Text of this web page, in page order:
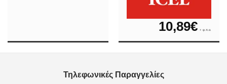
10,89€ + φ.π.α.
Τηλεφωνικές Παραγγελίες